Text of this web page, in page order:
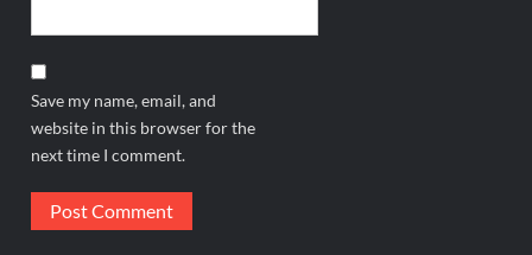
Save my name, email, and
website in this browser for the
next time I comment.